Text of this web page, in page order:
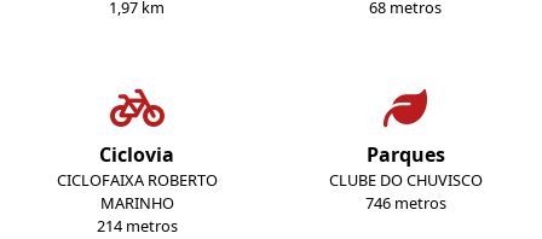
1,97 km 68 metros
Ciclovia
CICLOFAIXA ROBERTO
MARINHO
214 metros
Parques
CLUBE DO CHUVISCO
746 metros